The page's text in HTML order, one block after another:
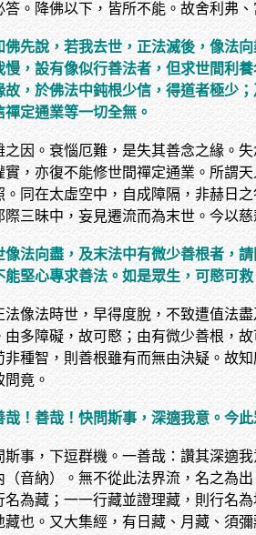
。降佛以下，皆所不能。故舍利弗
佛先說，若我去世，正法滅後，像法
，設有像似行善法者，但求世間利
，於佛法中鈍根少信，得道者極少
定通業等一切全無。
之因。衰惱厄難，是失其善念之緣。
，亦復不能修世間禪定通業。所謂
。同在太虛空中，自成障隔，非赫日
三昧中，妄見遷流而為末世。今以
像法向盡，及末法中有微少善根者，
堅心專求善法。如是眾生，可愍可
法像法時世，早得度脫，不致遭值法
多障礙，故可愍；由有微少善根，
種智，則善根雖有而無由決疑。故
問竟。
哉！善哉！快問斯事，深適我意。今
斯事，下逗群機。一善哉：讚其深適
音納）。無不從此法界流，名之為
為藏；一一行藏並證理藏，則行名
藏也。又大集經，有日藏、月藏、須